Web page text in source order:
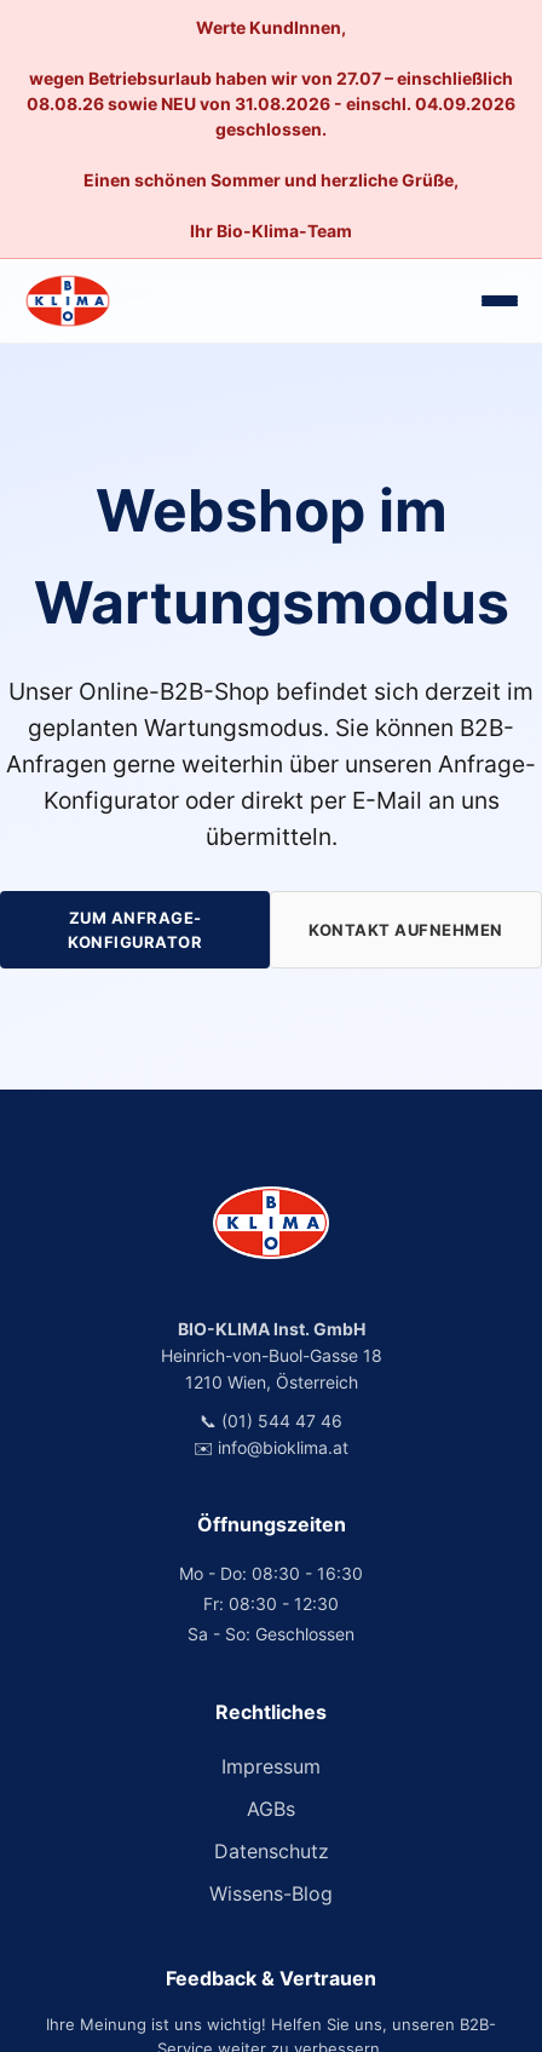
Werte KundInnen,
wegen Betriebsurlaub haben wir von 27.07 – einschließlich
08.08.26 sowie NEU von 31.08.2026 - einschl. 04.09.2026
geschlossen.
Einen schönen Sommer und herzliche Grüße,
Ihr Bio-Klima-Team
Webshop im
Wartungsmodus
Unser Online-B2B-Shop befindet sich derzeit im
geplanten Wartungsmodus. Sie können B2B-
Anfragen gerne weiterhin über unseren Anfrage-
Konfigurator oder direkt per E-Mail an uns
übermitteln.
ZUM ANFRAGE-
KONFIGURATOR
KONTAKT AUFNEHMEN
BIO-KLIMA Inst. GmbH
Heinrich-von-Buol-Gasse 18
1210 Wien, Österreich
📞 (01) 544 47 46
✉️ info@bioklima.at
Öffnungszeiten
Mo - Do: 08:30 - 16:30
Fr: 08:30 - 12:30
Sa - So: Geschlossen
Rechtliches
Impressum
AGBs
Datenschutz
Wissens-Blog
Feedback & Vertrauen
Ihre Meinung ist uns wichtig! Helfen Sie uns, unseren B2B-